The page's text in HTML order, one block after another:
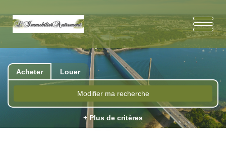
Acheter Louer
Modifier ma recherche
+ Plus de critères